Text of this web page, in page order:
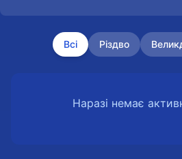
Всі Різдво
Наразі немає